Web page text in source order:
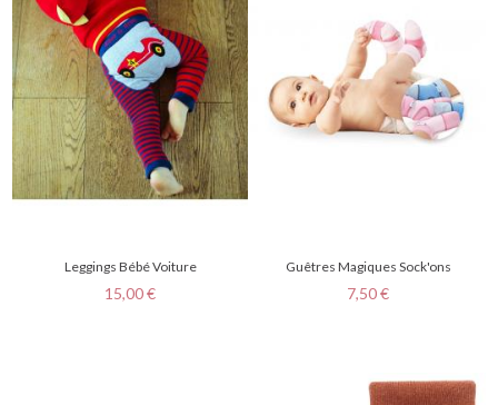
Leggings Bébé Voiture
Prix
15,00 €
Guêtres Magiques Sock'ons
Prix
7,50 €